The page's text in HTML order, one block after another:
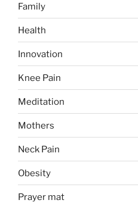
Family
Health
Innovation
Knee Pain
Meditation
Mothers
Neck Pain
Obesity
Prayer mat